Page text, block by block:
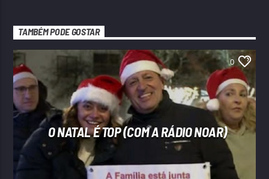
TAMBÉM PODE GOSTAR
0
O NATAL É TOP (COM A RÁDIO NOAR)